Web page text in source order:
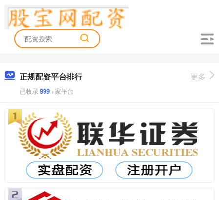
正规配资平台排行
已收录999+家平台
更多